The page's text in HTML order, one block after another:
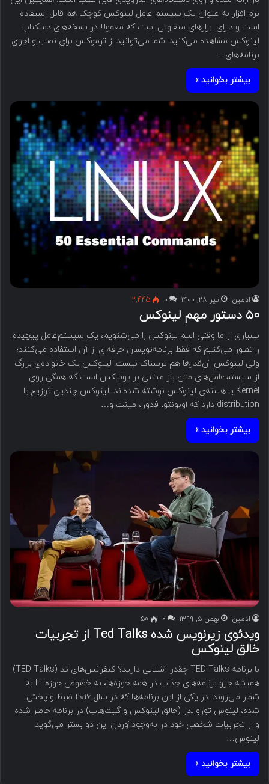
نرم افزار به عنوان یک سیستم عامل لینوکس کوچک هم قابل استفاده
است و دارای ابزارهای متفاوتی است که معمولا در نسخه‌های دسکتاپ
لینوکس مشاهده می‌کنید. شما می‌توانید از ترموکس برای نصب و اجرای
برنامه‌های…
بیشتر بخوانید »
ادمین تیر ۲۸, ۱۴۰۰ ۰ 2,445
۵۰ دستور مهم لینوکس
بسیاری از ما وقتی اسم لینوکس را می‌شنویم، یک سیستم‌عامل پیچیده
را تصور می‌کنیم که فقط برنامه‌نویسان حرفه‌ای از آن استفاده می‌کنند؛
ولی لینوکس آن‌قدرها هم ترسناک نیست! لینوکس یک خانواده‌ی بزرگ
از سیستم‌عامل‌‎های متن باز مبتنی بر یونیکس است که همگی روی
Kernel یا هسته‌ی لینوکس نوشته شده‌اند. لینوکس چندین توزیع یا
distribution دارد که اوبونتو، فدورا، مینت و…
بیشتر بخوانید »
ادمین بهمن ۵, ۱۳۹۹ ۰ 50
ویدئوی زیرنویس شده Ted Talks از تجربیات
خالق لینوکس
با برنامه TED Talks چقدر آشنایی دارید؟ کنفرانس‌های تد (TED Talks)
همیشه جزو برنامه‌های جذاب در همه حوزه‌ها، به خصوص حوزه IT به
شمار می‌روند. در یکی از این برنامه‌ها که در سال ۲۰۱۶ ضبط و پخش
شده، لینوس توروالدز (خالق لینوکس و گیت‌هاب) در برنامه حاضر شده
و از تجربیات شخصی خود در به‌وجودآوردن این دو بستر می‌گوید.
لینوس…
بیشتر بخوانید »